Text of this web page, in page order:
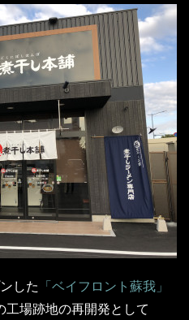
した 「ベイフロント蘇我」
場跡地の再開発として